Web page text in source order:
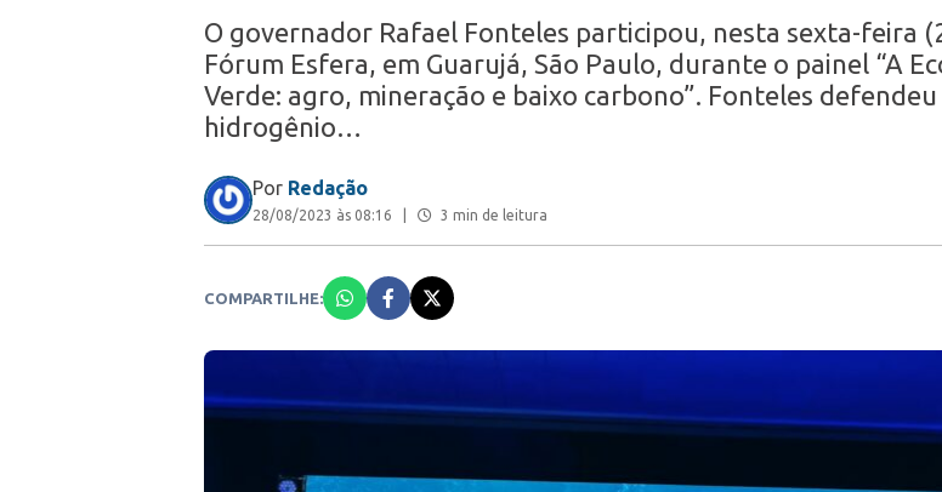
O governador Rafael Fonteles participou, nesta sexta-feira
Fórum Esfera, em Guarujá, São Paulo, durante o painel “A
Verde: agro, mineração e baixo carbono”. Fonteles defendeu
hidrogênio…
Por Redação
28/08/2023 às 08:16 3 min de leitura
COMPARTILHE: